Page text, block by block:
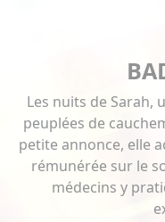
Les nuits de Sarah,
peuplées de
petite annonce, elle
rémunérée sur le
médecins y